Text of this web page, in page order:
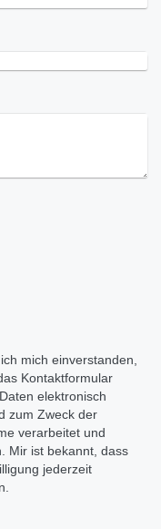
mich einverstanden,
Kontaktformular
elektronisch
zum Zweck der
verarbeitet und
Mir ist bekannt, dass
jederzeit